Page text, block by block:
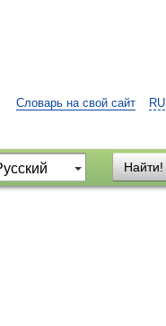
RU
Словарь на свой сайт
Найти!